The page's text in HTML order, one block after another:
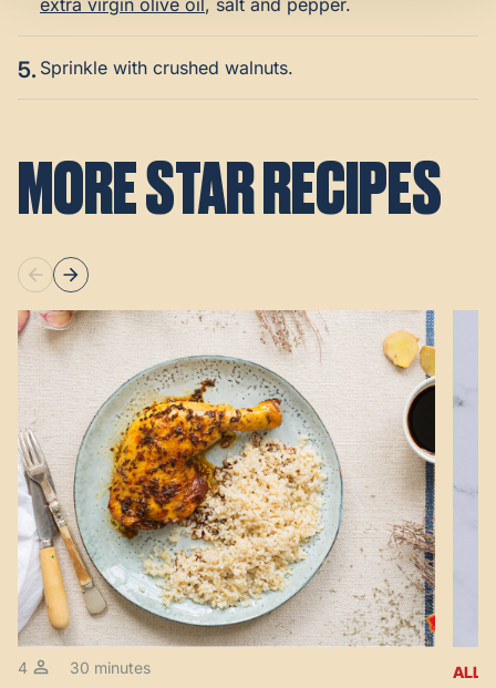
5. Sprinkle with crushed walnuts.
MORE STAR RECIPES
4 30 minutes ALL